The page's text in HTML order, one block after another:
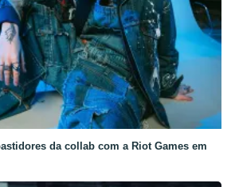
da collab com a Riot Games em